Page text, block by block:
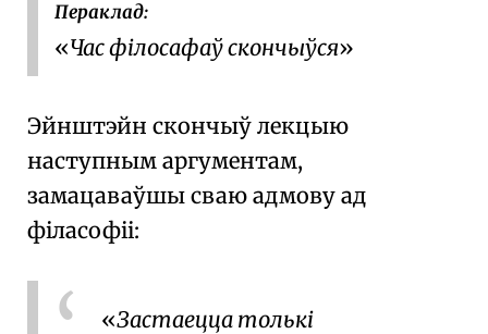
Пераклад:
Час філосафаў скончыўся
Эйнштэйн скончыў лекцыю
наступным аргументам,
замацаваўшы сваю адмову ад
філасофіі:
Застаецца толькі